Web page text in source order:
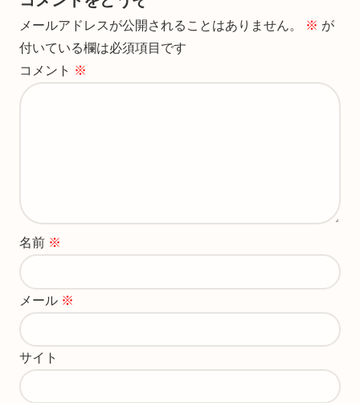
メールアドレスが公開されることはありません。 ※ が
付いている欄は必須項目です
コメント ※
名前 ※
メール ※
サイト